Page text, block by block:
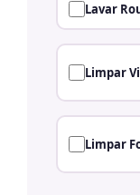
Lavar
Limpar
Limpar